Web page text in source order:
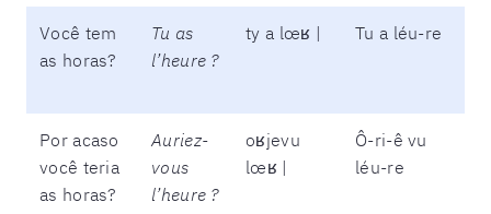
Você tem
as horas?
Tu as
l’heure ?
ty a lœʁ | Tu a léu-re
Por acaso
você teria
as horas?
Auriez-
vous
l’heure ?
oʁjevu
lœʁ |
Ô-ri-ê vu
léu-re